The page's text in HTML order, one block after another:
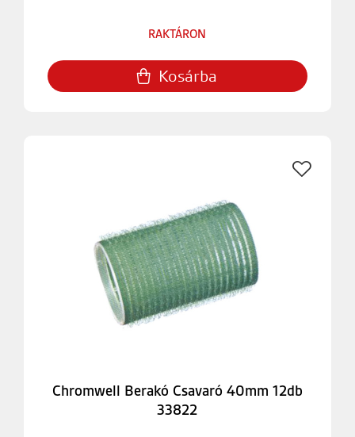
RAKTÁRON
Kosárba
Chromwell Berakó Csavaró 40mm 12db
33822